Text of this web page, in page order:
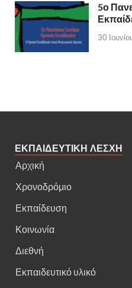
5ο
30
ΕΚΠΑΙΔΕΥΤΙΚΗ ΛΕΣΧΗ
Αρχική
Χρονοδρόμιο
Εκπαίδευση
Κοινωνία
Διεθνή
Εκπαιδευτικό υλικό